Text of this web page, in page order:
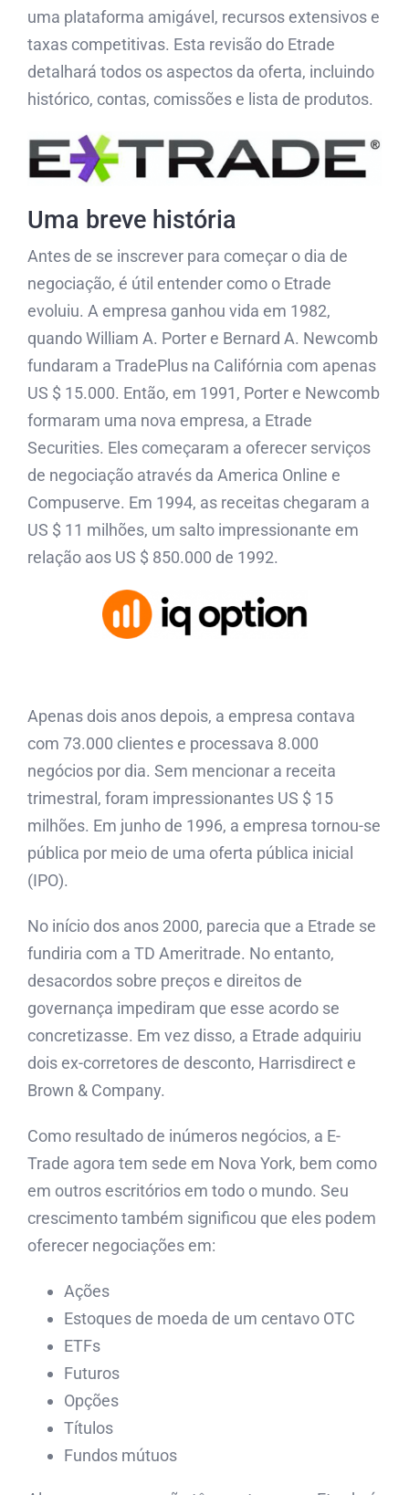
uma plataforma amigável, recursos extensivos e
taxas competitivas. Esta revisão do Etrade
detalhará todos os aspectos da oferta, incluindo
histórico, contas, comissões e lista de produtos.
Uma breve história
Antes de se inscrever para começar o dia de
negociação, é útil entender como o Etrade
evoluiu. A empresa ganhou vida em 1982,
quando William A. Porter e Bernard A. Newcomb
fundaram a TradePlus na Califórnia com apenas
US $ 15.000. Então, em 1991, Porter e Newcomb
formaram uma nova empresa, a Etrade
Securities. Eles começaram a oferecer serviços
de negociação através da America Online e
Compuserve. Em 1994, as receitas chegaram a
US $ 11 milhões, um salto impressionante em
relação aos US $ 850.000 de 1992.
Apenas dois anos depois, a empresa contava
com 73.000 clientes e processava 8.000
negócios por dia. Sem mencionar a receita
trimestral, foram impressionantes US $ 15
milhões. Em junho de 1996, a empresa tornou-se
pública por meio de uma oferta pública inicial
(IPO).
No início dos anos 2000, parecia que a Etrade se
fundiria com a TD Ameritrade. No entanto,
desacordos sobre preços e direitos de
governança impediram que esse acordo se
concretizasse. Em vez disso, a Etrade adquiriu
dois ex-corretores de desconto, Harrisdirect e
Brown & Company.
Como resultado de inúmeros negócios, a E-
Trade agora tem sede em Nova York, bem como
em outros escritórios em todo o mundo. Seu
crescimento também significou que eles podem
oferecer negociações em:
Ações
Estoques de moeda de um centavo OTC
ETFs
Futuros
Opções
Títulos
Fundos mútuos